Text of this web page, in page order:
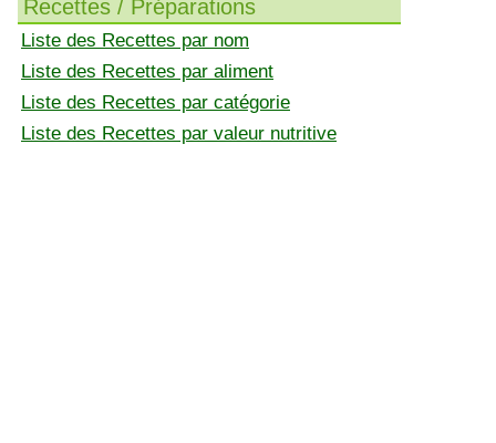
Recettes / Préparations
Liste des Recettes par nom
Liste des Recettes par aliment
Liste des Recettes par catégorie
Liste des Recettes par valeur nutritive